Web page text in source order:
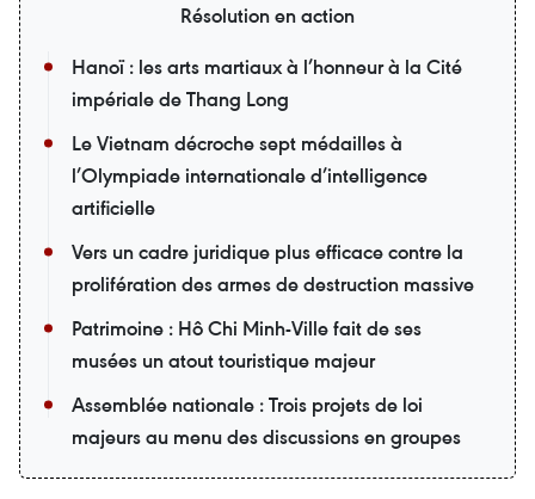
Résolution en action
Hanoï : les arts martiaux à l’honneur à la Cité
impériale de Thang Long
Le Vietnam décroche sept médailles à
l’Olympiade internationale d’intelligence
artificielle
Vers un cadre juridique plus efficace contre la
prolifération des armes de destruction massive
Patrimoine : Hô Chi Minh-Ville fait de ses
musées un atout touristique majeur
Assemblée nationale : Trois projets de loi
majeurs au menu des discussions en groupes